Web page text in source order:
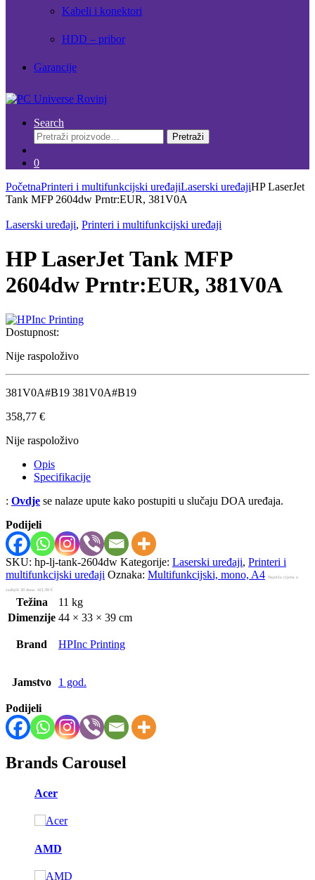
Kabeli i konektori
HDD – pribor
Garancije
Search
Pretraži:
Pretraži
0
PočetnaPrinteri i multifunkcijski uređajiLaserski uređajiHP LaserJet
Tank MFP 2604dw Prntr:EUR, 381V0A
Laserski uređaji, Printeri i multifunkcijski uređaji
HP LaserJet Tank MFP
2604dw Prntr:EUR, 381V0A
Dostupnost:
Nije raspoloživo
381V0A#B19 381V0A#B19
358,77 €
Nije raspoloživo
Opis
Specifikacije
: Ovdje se nalaze upute kako postupiti u slučaju DOA uređaja.
Podijeli
SKU: hp-lj-tank-2604dw Kategorije: Laserski uređaji, Printeri i
multifunkcijski uređaji Oznaka: Multifunkcijski, mono, A4 Najniža cijena u
zadnjih 30 dana: 421,99 €
Težina
11 kg
Dimenzije 44 × 33 × 39 cm
Brand HPInc Printing
Jamstvo 1 god.
Podijeli
Brands Carousel
Acer
AMD